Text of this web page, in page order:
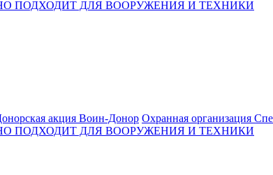
ПОДХОДИТ ДЛЯ ВООРУЖЕНИЯ И ТЕХНИКИ
акция Воин-Донор Охранная организация
ПОДХОДИТ ДЛЯ ВООРУЖЕНИЯ И ТЕХНИКИ